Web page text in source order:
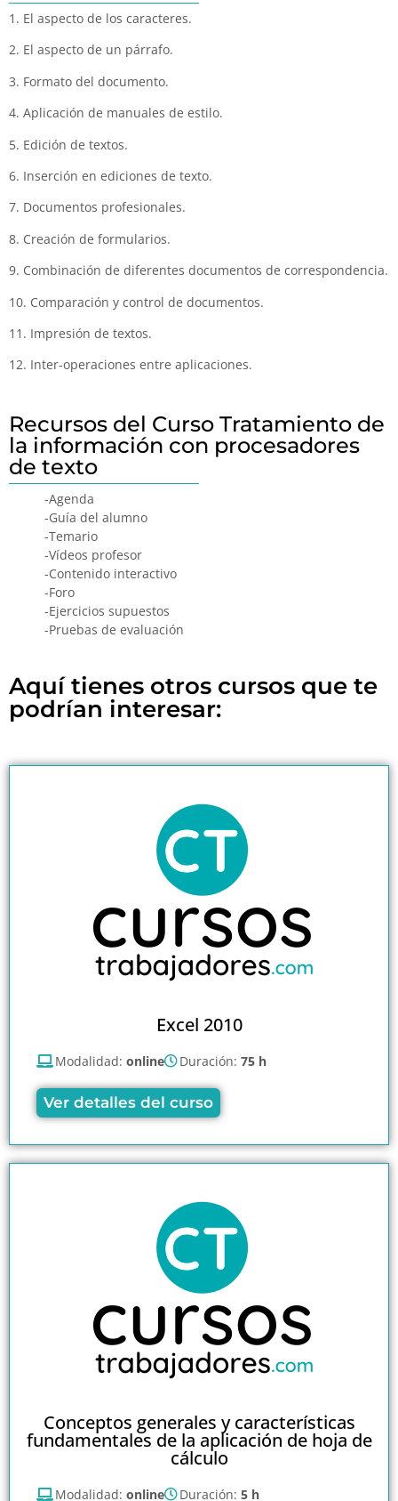
1. El aspecto de los caracteres.
2. El aspecto de un párrafo.
3. Formato del documento.
4. Aplicación de manuales de estilo.
5. Edición de textos.
6. Inserción en ediciones de texto.
7. Documentos profesionales.
8. Creación de formularios.
9. Combinación de diferentes documentos de correspondencia.
10. Comparación y control de documentos.
11. Impresión de textos.
12. Inter-operaciones entre aplicaciones.
Recursos del Curso Tratamiento de
la información con procesadores
de texto
-Agenda
-Guía del alumno
-Temario
-Vídeos profesor
-Contenido interactivo
-Foro
-Ejercicios supuestos
-Pruebas de evaluación
Aquí tienes otros cursos que te
podrían interesar:
Excel 2010
Modalidad: online Duración: 75 h
Ver detalles del curso
Conceptos generales y características
fundamentales de la aplicación de hoja de
cálculo
Modalidad: online Duración: 5 h